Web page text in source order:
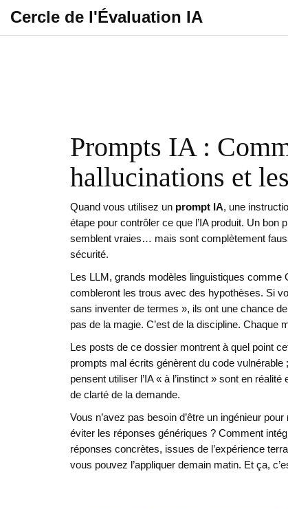
Cercle de l'Évaluation IA
Prompts IA :
hallucinations et
Quand vous utilisez un prompt IA, une
étape pour contrôler ce que l’IA produit. Un bon
semblent vraies… mais sont complètement
sécurité.
Les LLM , grands modèles linguistiques comme
combleront les trous avec des hypothèses. Si
sans inventer de termes », ils ont une chance de
pas de la magie. C’est de la discipline.
Les posts de ce dossier montrent à quel point
prompts mal écrits génèrent du code
pensent utiliser l’IA « à l’instinct » sont en
de clarté de la demande.
Vous n’avez pas besoin d’être un ingénieur
éviter les réponses génériques ? Comment
réponses concrètes, issues de l’expérience
vous pouvez l’appliquer demain matin. Et ça,